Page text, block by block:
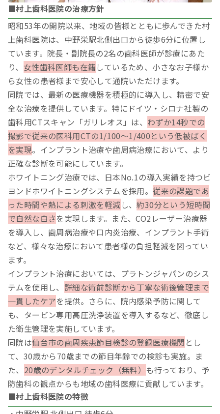
■村上歯科医院の治療方針
昭和53年の開院以来、地域の皆様とともに歩んできた村
上歯科医院は、中野栄駅北側出口から徒歩6分に位置し
ています。院長・副院長の2名の歯科医師が診療にあた
り、 女性歯科医師も在籍 しているため、小さなお子様か
ら女性の患者様まで安心して通院いただけます。
同院では、最新の医療機器を積極的に導入し、精密で安
全な治療を提供しています。特にドイツ・シロナ社製の
歯科用CTスキャン「ガリレオス」は、 わずか14秒での
撮影で従来の医科用CTの1/100～1/400という低被ばく
を実現。インプラント治療や歯周病治療において、より
正確な診断を可能にしています。
ホワイトニング治療では、日本No.1の導入実績を持つビ
ヨンドホワイトニングシステムを採用。従来の課題であ
った時間や熱による刺激を軽減 し、約30分という短時間
で自然な白さを実現します。また、CO2レーザー治療器
を導入し、歯周病治療や口内炎治療、インプラント手術
など、様々な治療において患者様の負担軽減を図ってい
ます。
インプラント治療においては、プラトンジャパンのシス
テムを使用し、 詳細な術前診断から丁寧な術後管理まで
一貫したケアを提供。さらに、院内感染予防に関して
も、タービン専用高圧洗浄装置を導入するなど、徹底し
た衛生管理を実施しています。
同院は仙台市の歯周疾患節目検診の登録医療機関 とし
て、30歳から70歳までの節目年齢での検診も実施。ま
た、 20歳のデンタルチェック（無料） も行っており、予
防歯科の観点からも地域の歯科医療に貢献しています。
■村上歯科医院の特徴